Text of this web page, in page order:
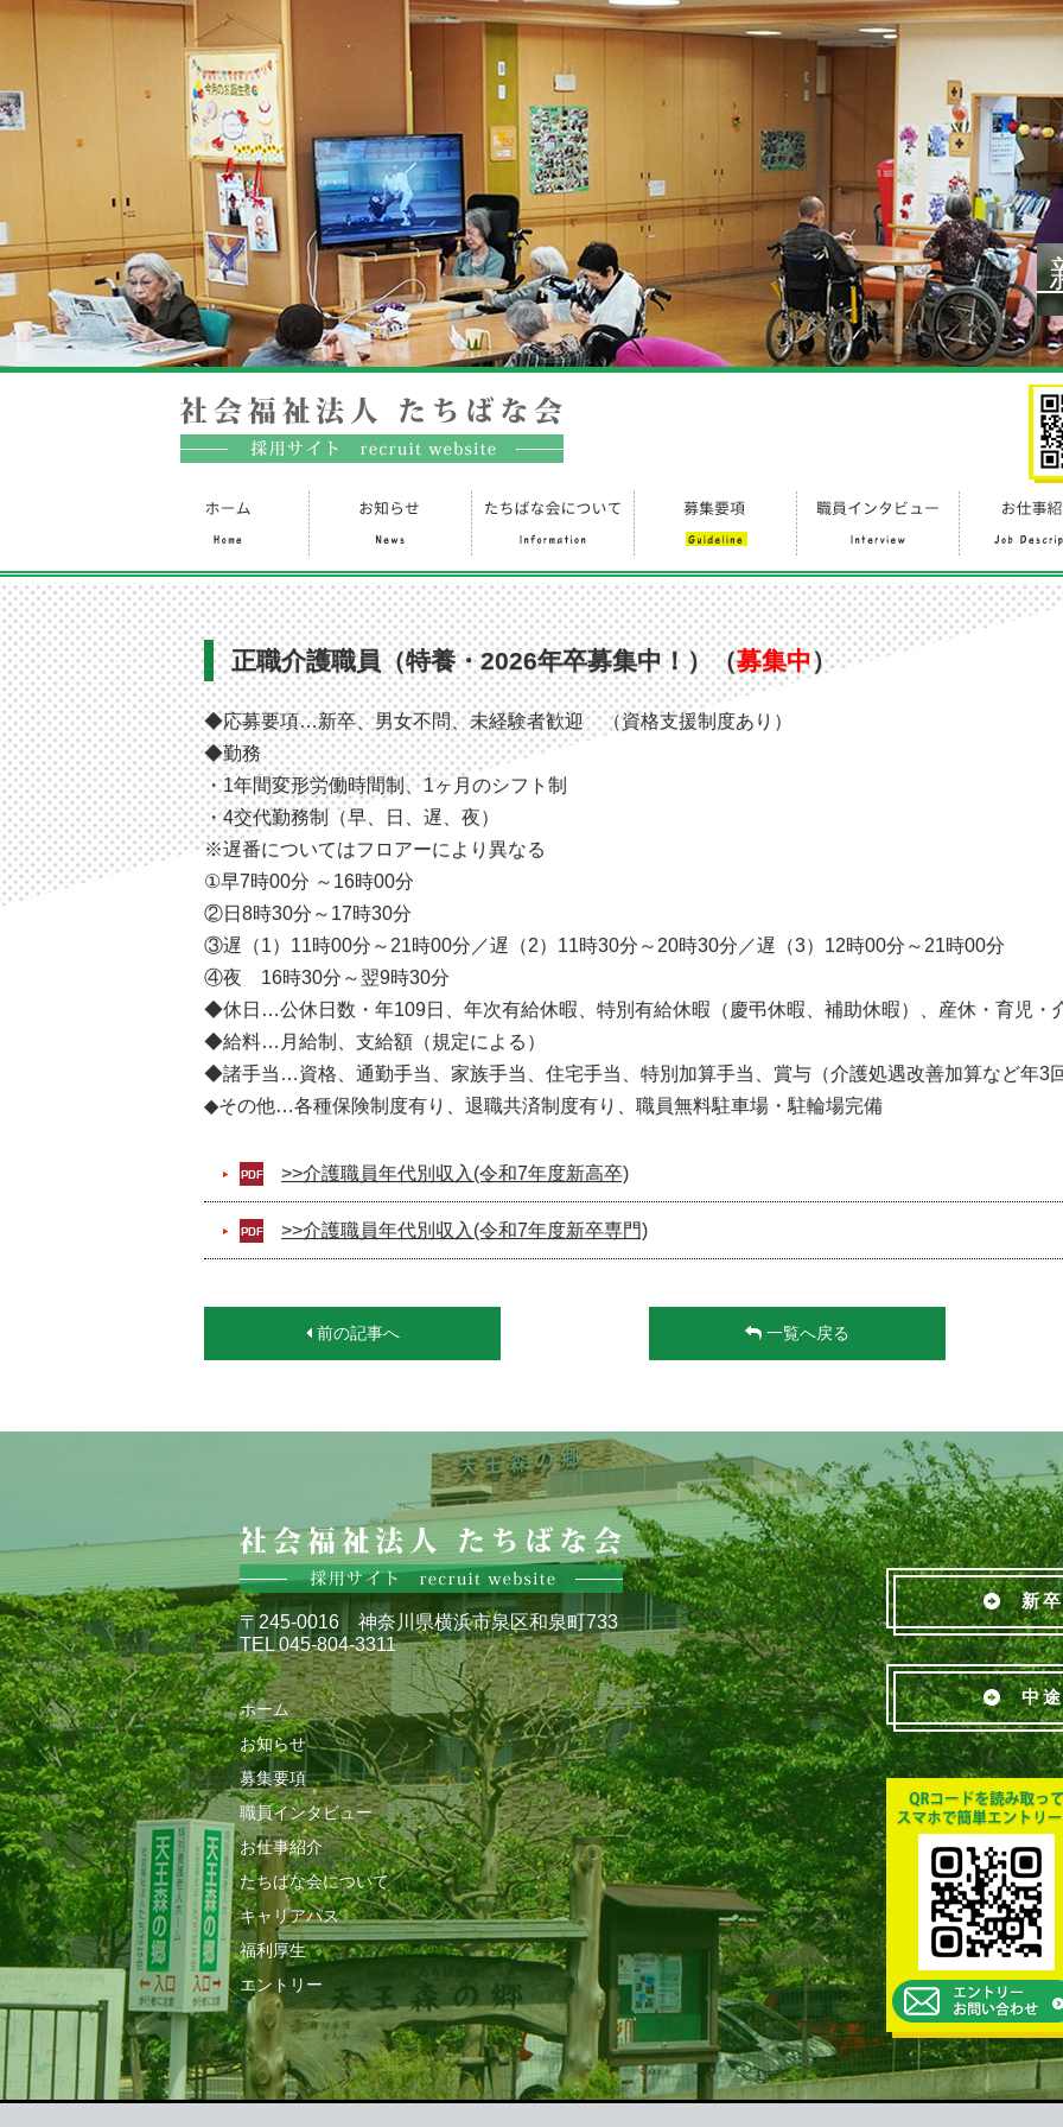
正職介護職員（特養・2026年卒募集中！）（募集中）
◆応募要項…新卒、男女不問、未経験者歓迎 （資格支援制度あり）
◆勤務
・1年間変形労働時間制、1ヶ月のシフト制
・4交代勤務制（早、日、遅、夜）
※遅番についてはフロアーにより異なる
①早7時00分 ～16時00分
②日8時30分～17時30分
③遅（1）11時00分～21時00分／遅（2）11時30分～20時30分／遅（3）12時00分～21時00分
④夜 16時30分～翌9時30分
◆休日…公休日数・年109日、年次有給休暇、特別有給休暇（慶弔休暇、補助休暇）、産休・育児・
◆給料…月給制、支給額（規定による）
◆諸手当…資格、通勤手当、家族手当、住宅手当、特別加算手当、賞与（介護処遇改善加算など年3
◆その他…各種保険制度有り、退職共済制度有り、職員無料駐車場・駐輪場完備
>>介護職員年代別収入(令和7年度新高卒)
>>介護職員年代別収入(令和7年度新卒専門)
前の記事へ 一覧へ戻る
新卒
中途
〒245-0016 神奈川県横浜市泉区和泉町733
TEL 045-804-3311
ホーム
お知らせ
募集要項
職員インタビュー
お仕事紹介
たちばな会について
キャリアパス
福利厚生
エントリー